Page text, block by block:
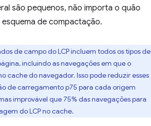
são pequenos, não importa o quão
de compactação.
de campo do LCP incluem todos os tipos de
incluindo as navegações em que o
cache do navegador. Isso pode reduzir esses
de carregamento p75 para cada origem
improvável que 75% das navegações para
do LCP no cache.